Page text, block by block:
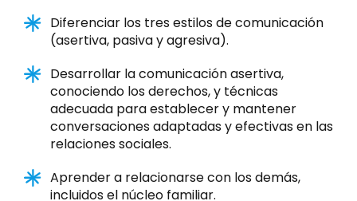
Diferenciar los tres estilos de comunicación
(asertiva, pasiva y agresiva).
Desarrollar la comunicación asertiva,
conociendo los derechos, y técnicas
adecuada para establecer y mantener
conversaciones adaptadas y efectivas en las
relaciones sociales.
Aprender a relacionarse con los demás,
incluidos el núcleo familiar.